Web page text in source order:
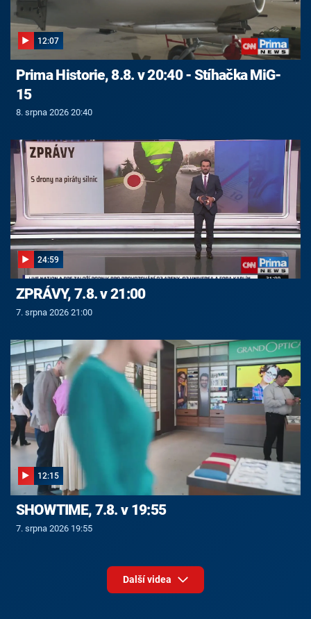
12:07
Prima Historie, 8.8. v 20:40 - Stíhačka MiG-
15
8. srpna 2026 20:40
24:59
ZPRÁVY, 7.8. v 21:00
7. srpna 2026 21:00
12:15
SHOWTIME, 7.8. v 19:55
7. srpna 2026 19:55
Další videa